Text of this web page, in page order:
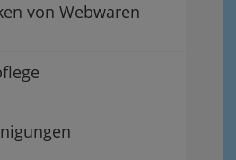
von Webwaren